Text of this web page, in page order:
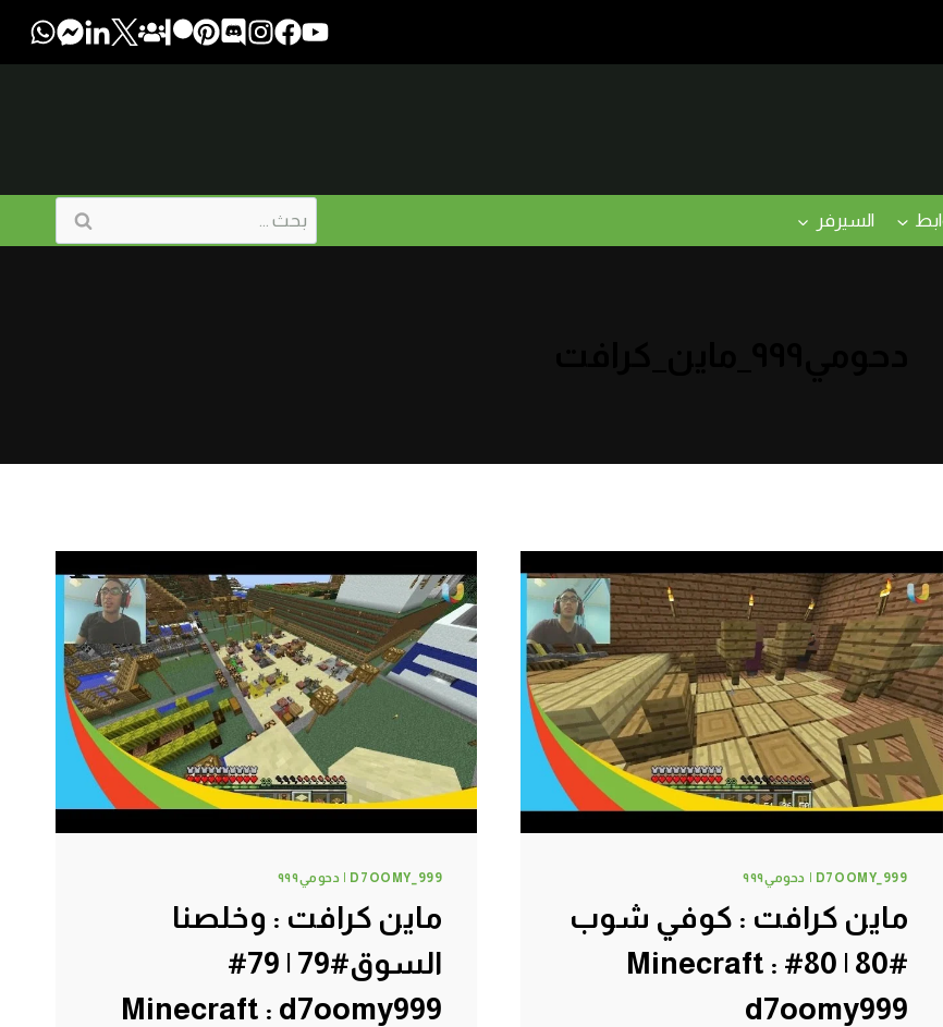
السيرفر
البحث
عن:
D7OOMY_999 | دحومي٩٩٩
ماين كرافت : كوفي شوب
#80 | 80# Minecraft :
d7oomy999
D7OOMY_999 | دحومي٩٩٩
ماين كرافت : وخلصنا
السوق#79 | 79#
Minecraft : d7oomy999